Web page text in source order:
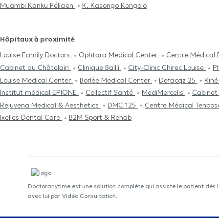
Muambi Kanku Félicien
K. Kasongo Kongolo
Hôpitaux à proximité
Louise Family Doctors
Ophtara Medical Center
Centre Médical
Cabinet du Châtelain
Clinique Bailli City-Clinic Chirec Louise
Louise Medical Center
Borlée Medical Center Defacqz 25
Institut médical EPIONE
Collectif Santé MediMercelis
Cabinet
Rejuvena Medical & Aesthetics
DMC 125
Centre Médical
Ixelles Dental Care
B2M Sport & Rehab
Doctoranytime est une solution complète qui assiste le patient
avec lui par Vidéo Consultation.